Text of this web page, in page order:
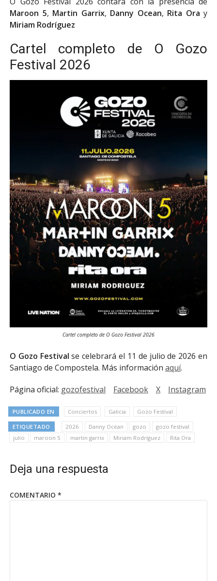
Maroon 5, Martin Garrix, Danny Ocean, Rita Ora y
Miriam Rodríguez
Cartel completo de O Gozo
Festival 2026
Cartel completo de O Gozo Festival 2026
O Gozo Festival se celebrará el 11 de julio de 2026 en
Santiago de Compostela. Más información aquí.
Página oficial: gozofestival Facebook X Instagram
PUBLICADO EN Conciertos Galicia Gozo Festival
ETIQUETADO 2026 Danny Ocean gozo
gozo festival
julio
maroon 5 martin garrix Miriam Rodríguez Rita Ora
Deja una respuesta
COMENTARIO *